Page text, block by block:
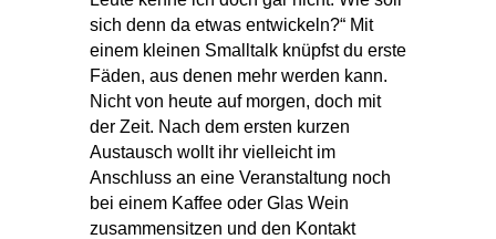
sich denn da etwas entwickeln?“ Mit
einem kleinen Smalltalk knüpfst du erste
Fäden, aus denen mehr werden kann.
Nicht von heute auf morgen, doch mit
der Zeit. Nach dem ersten kurzen
Austausch wollt ihr vielleicht im
Anschluss an eine Veranstaltung noch
bei einem Kaffee oder Glas Wein
zusammensitzen und den Kontakt